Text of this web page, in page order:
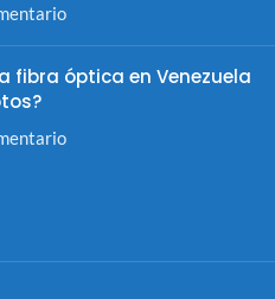
fibra óptica en Venezuela